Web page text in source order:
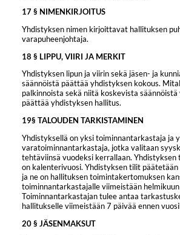
17 § NIMENKIRJOITUS
Yhdistyksen nimen kirjoittavat hallituksen
varapuheenjohtaja.
18 § LIPPU, VIIRI JA MERKIT
Yhdistyksen lipun ja viirin sekä jäsen- ja
säännöistä päättää yhdistyksen kokous.
palkinnoista sekä niitä koskevista
päättää yhdistyksen hallitus.
19§ TALOUDEN TARKISTAMINEN
Yhdistyksellä on yksi toiminnantarkastaja ja
varatoiminnantarkastaja, jotka valitaan
tehtäviinsä vuodeksi kerrallaan.
on kalenterivuosi. Yhdistyksen tilit
ja ne on hallituksen toimintakertomuksen
toiminnantarkastajalle viimeistään
Toiminnantarkastajan tulee antaa
hallitukselle viimeistään 7 päivää ennen
20 § JÄSENMAKSUT